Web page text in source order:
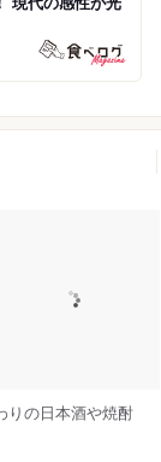
の日本酒や焼酎